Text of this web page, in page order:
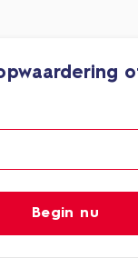
Begin nu